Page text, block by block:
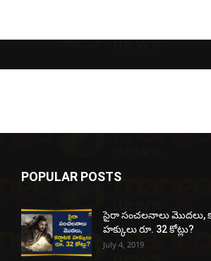
POPULAR POSTS
సైరా సంచలనాలు మొదలు,
హక్కులు రూ. 32 కోట్లు?
July 4, 2019